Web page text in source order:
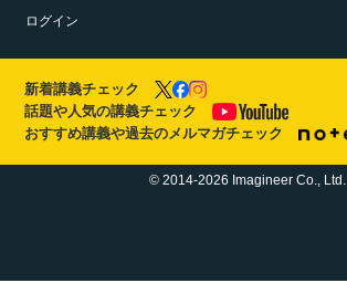
ログイン
新着講義チェック
話題や人気の講義チェック
おすすめ講義や過去のメルマガチェック
© 2014-2026 Imagineer Co., Ltd.